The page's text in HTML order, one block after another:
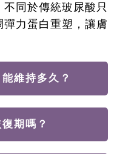
同於傳統玻尿酸只
力蛋白重塑，讓膚
維持多久？
期嗎？